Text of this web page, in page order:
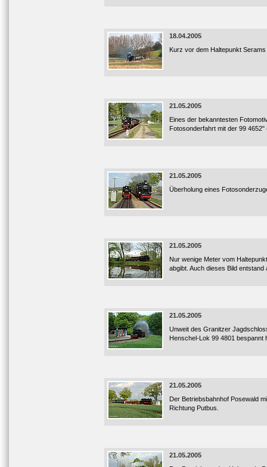
18.04.2005
Kurz vor dem Haltepunkt
21.05.2005
Eines der bekanntesten
Fotosonderfahrt mit der 99
21.05.2005
Überholung eines
21.05.2005
Nur wenige Meter vom
abgibt. Auch dieses Bild
21.05.2005
Unweit des Granitzer
Henschel-Lok 99 4801 bespannt
21.05.2005
Der Betriebsbahnhof Posewald
Richtung Putbus.
21.05.2005